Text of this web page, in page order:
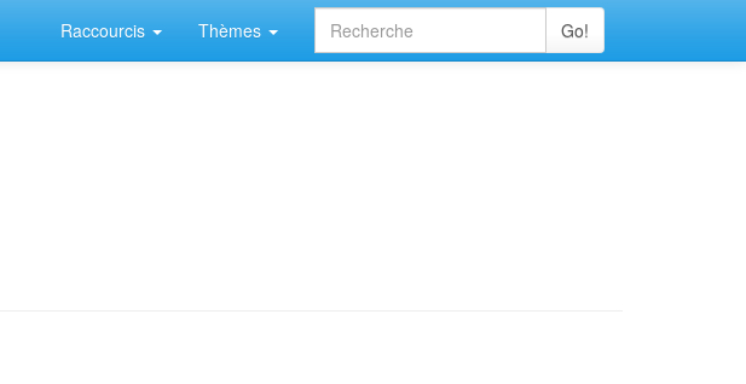
Go!
Raccourcis Thèmes